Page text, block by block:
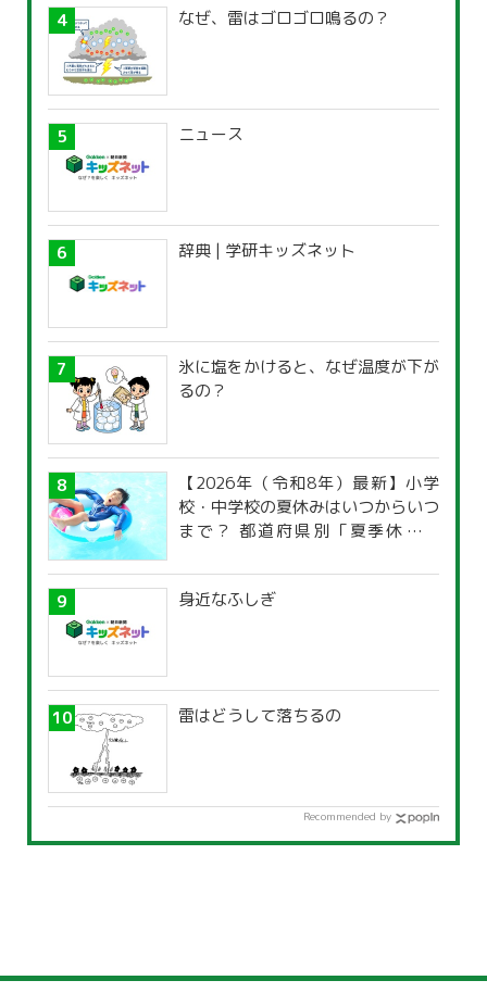
なぜ、雷はゴロゴロ鳴るの？
ニュース
辞典 | 学研キッズネット
氷に塩をかけると、なぜ温度が下が
るの？
【2026年（令和8年）最新】小学
校・中学校の夏休みはいつからいつ
まで？ 都道府県別「夏季休暇一
身近なふしぎ
雷はどうして落ちるの
Recommended by